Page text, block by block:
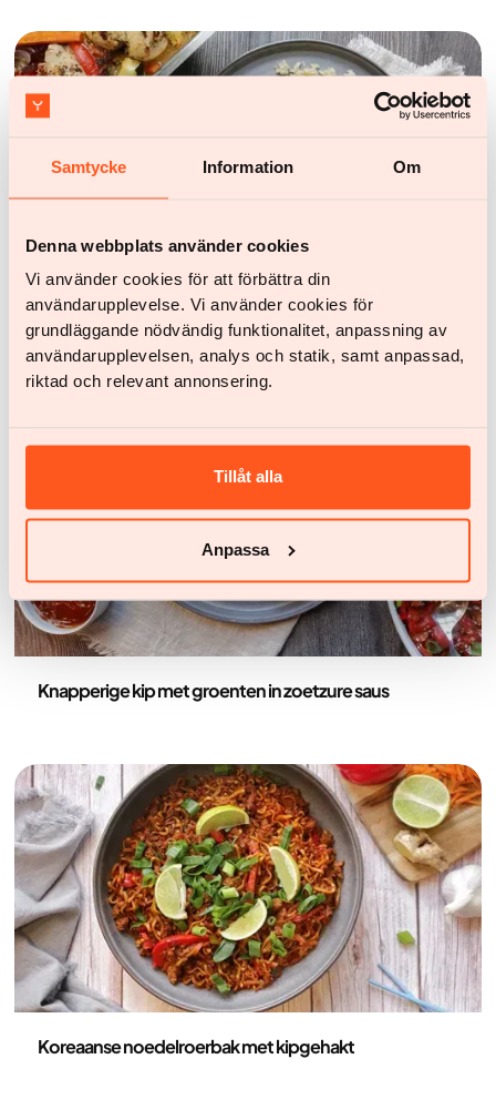
Samtycke Information Om
Denna webbplats använder cookies
Vi använder cookies för att förbättra din
användarupplevelse. Vi använder cookies för
grundläggande nödvändig funktionalitet, anpassning av
användarupplevelsen, analys och statik, samt anpassad,
riktad och relevant annonsering.
Tillåt alla
Anpassa
Recepten
Met roomkaas gevulde kip met geroosterde groeten
en rijst
Knapperige kip met groenten in zoetzure saus
Koreaanse noedelroerbak met kipgehakt